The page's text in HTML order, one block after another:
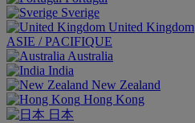
Sverige
United Kingdom
ASIE / PACIFIQUE
Australia
India
New Zealand
Hong Kong
日本